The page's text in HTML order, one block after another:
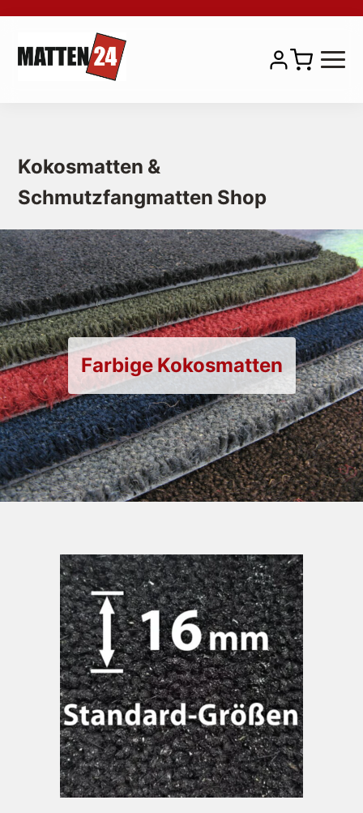
Premium Kokosmatten
Farbige Kokosmatten
Kokosgittermatten
Gewebte Kokosmatten
Rauhaarripsmatten
Kokosmatten &
Schmutzfangmatten Shop
Farbige Kokosmatten